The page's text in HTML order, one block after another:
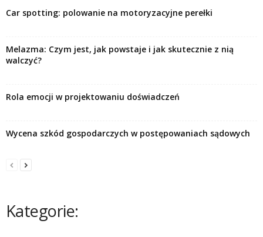
Car spotting: polowanie na motoryzacyjne perełki
Melazma: Czym jest, jak powstaje i jak skutecznie z nią
walczyć?
Rola emocji w projektowaniu doświadczeń
Wycena szkód gospodarczych w postępowaniach sądowych
Kategorie: